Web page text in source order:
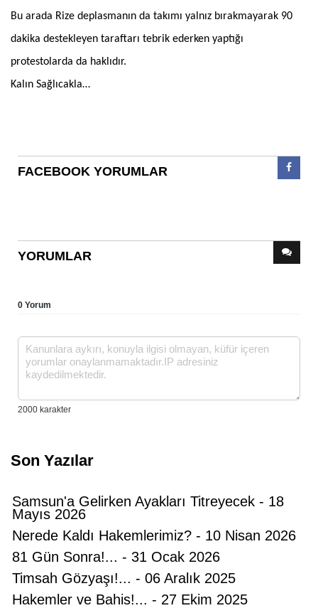
Bu arada Rize deplasmanın da takımı yalnız bırakmayarak 90
dakika destekleyen taraftarı tebrik ederken yaptığı
protestolarda da haklıdır.
Kalın Sağlıcakla…
FACEBOOK YORUMLAR
YORUMLAR
0 Yorum
Son Yazılar
Samsun'a Gelirken Ayakları Titreyecek - 18
Mayıs 2026
Nerede Kaldı Hakemlerimiz? - 10 Nisan 2026
81 Gün Sonra!... - 31 Ocak 2026
Timsah Gözyaşı!... - 06 Aralık 2025
Hakemler ve Bahis!... - 27 Ekim 2025